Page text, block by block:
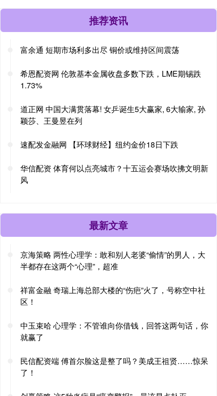
推荐资讯
富余通 短期市场利多出尽 铜价或维持区间震荡
希恩配资网 伦敦基本金属收盘多数下跌，LME期锡跌
1.73%
道正网 中国大满贯落幕! 女乒诞生5大赢家, 6大输家, 孙
颖莎、王曼昱在列
速配发金融网 【环球财经】纽约金价18日下跌
华信配资 体育何以点亮城市？十五运会赛场吹拂文明新
风
最新文章
京海策略 两性心理学：敢和别人老婆“偷情”的男人，大
半都存在这两个“心理”，超准
祥富金融 奇瑞上海总部大楼的“伤疤”火了，号称空中社
区！
中玉束哈 心理学：不管谁向你借钱，回答这两句话，你
就赢了
民信配资端 傅首尔脸这是整了吗？美成王祖贤……惊呆
了！